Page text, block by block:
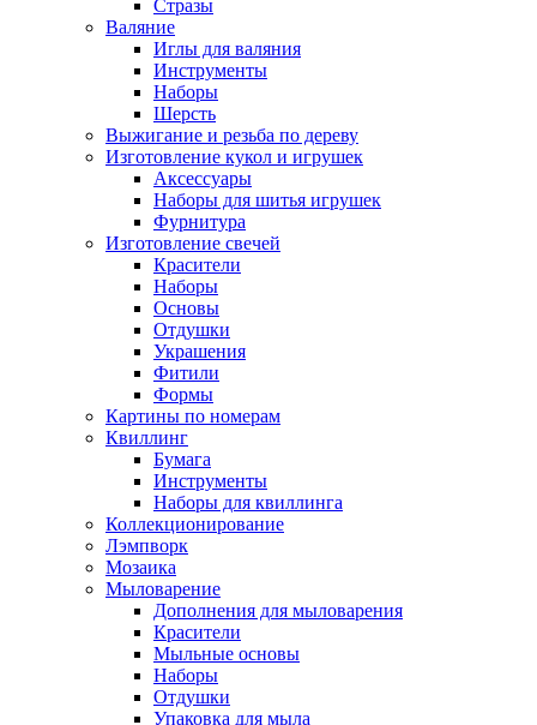
Стразы
Валяние
Иглы для валяния
Инструменты
Наборы
Шерсть
Выжигание и резьба по дереву
Изготовление кукол и игрушек
Аксессуары
Наборы для шитья игрушек
Фурнитура
Изготовление свечей
Красители
Наборы
Основы
Отдушки
Украшения
Фитили
Формы
Картины по номерам
Квиллинг
Бумага
Инструменты
Наборы для квиллинга
Коллекционирование
Лэмпворк
Мозаика
Мыловарение
Дополнения для мыловарения
Красители
Мыльные основы
Наборы
Отдушки
Упаковка для мыла